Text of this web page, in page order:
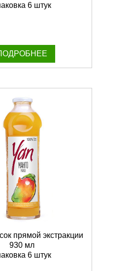
6 штук
прямой экстракции
930 мл
6 штук